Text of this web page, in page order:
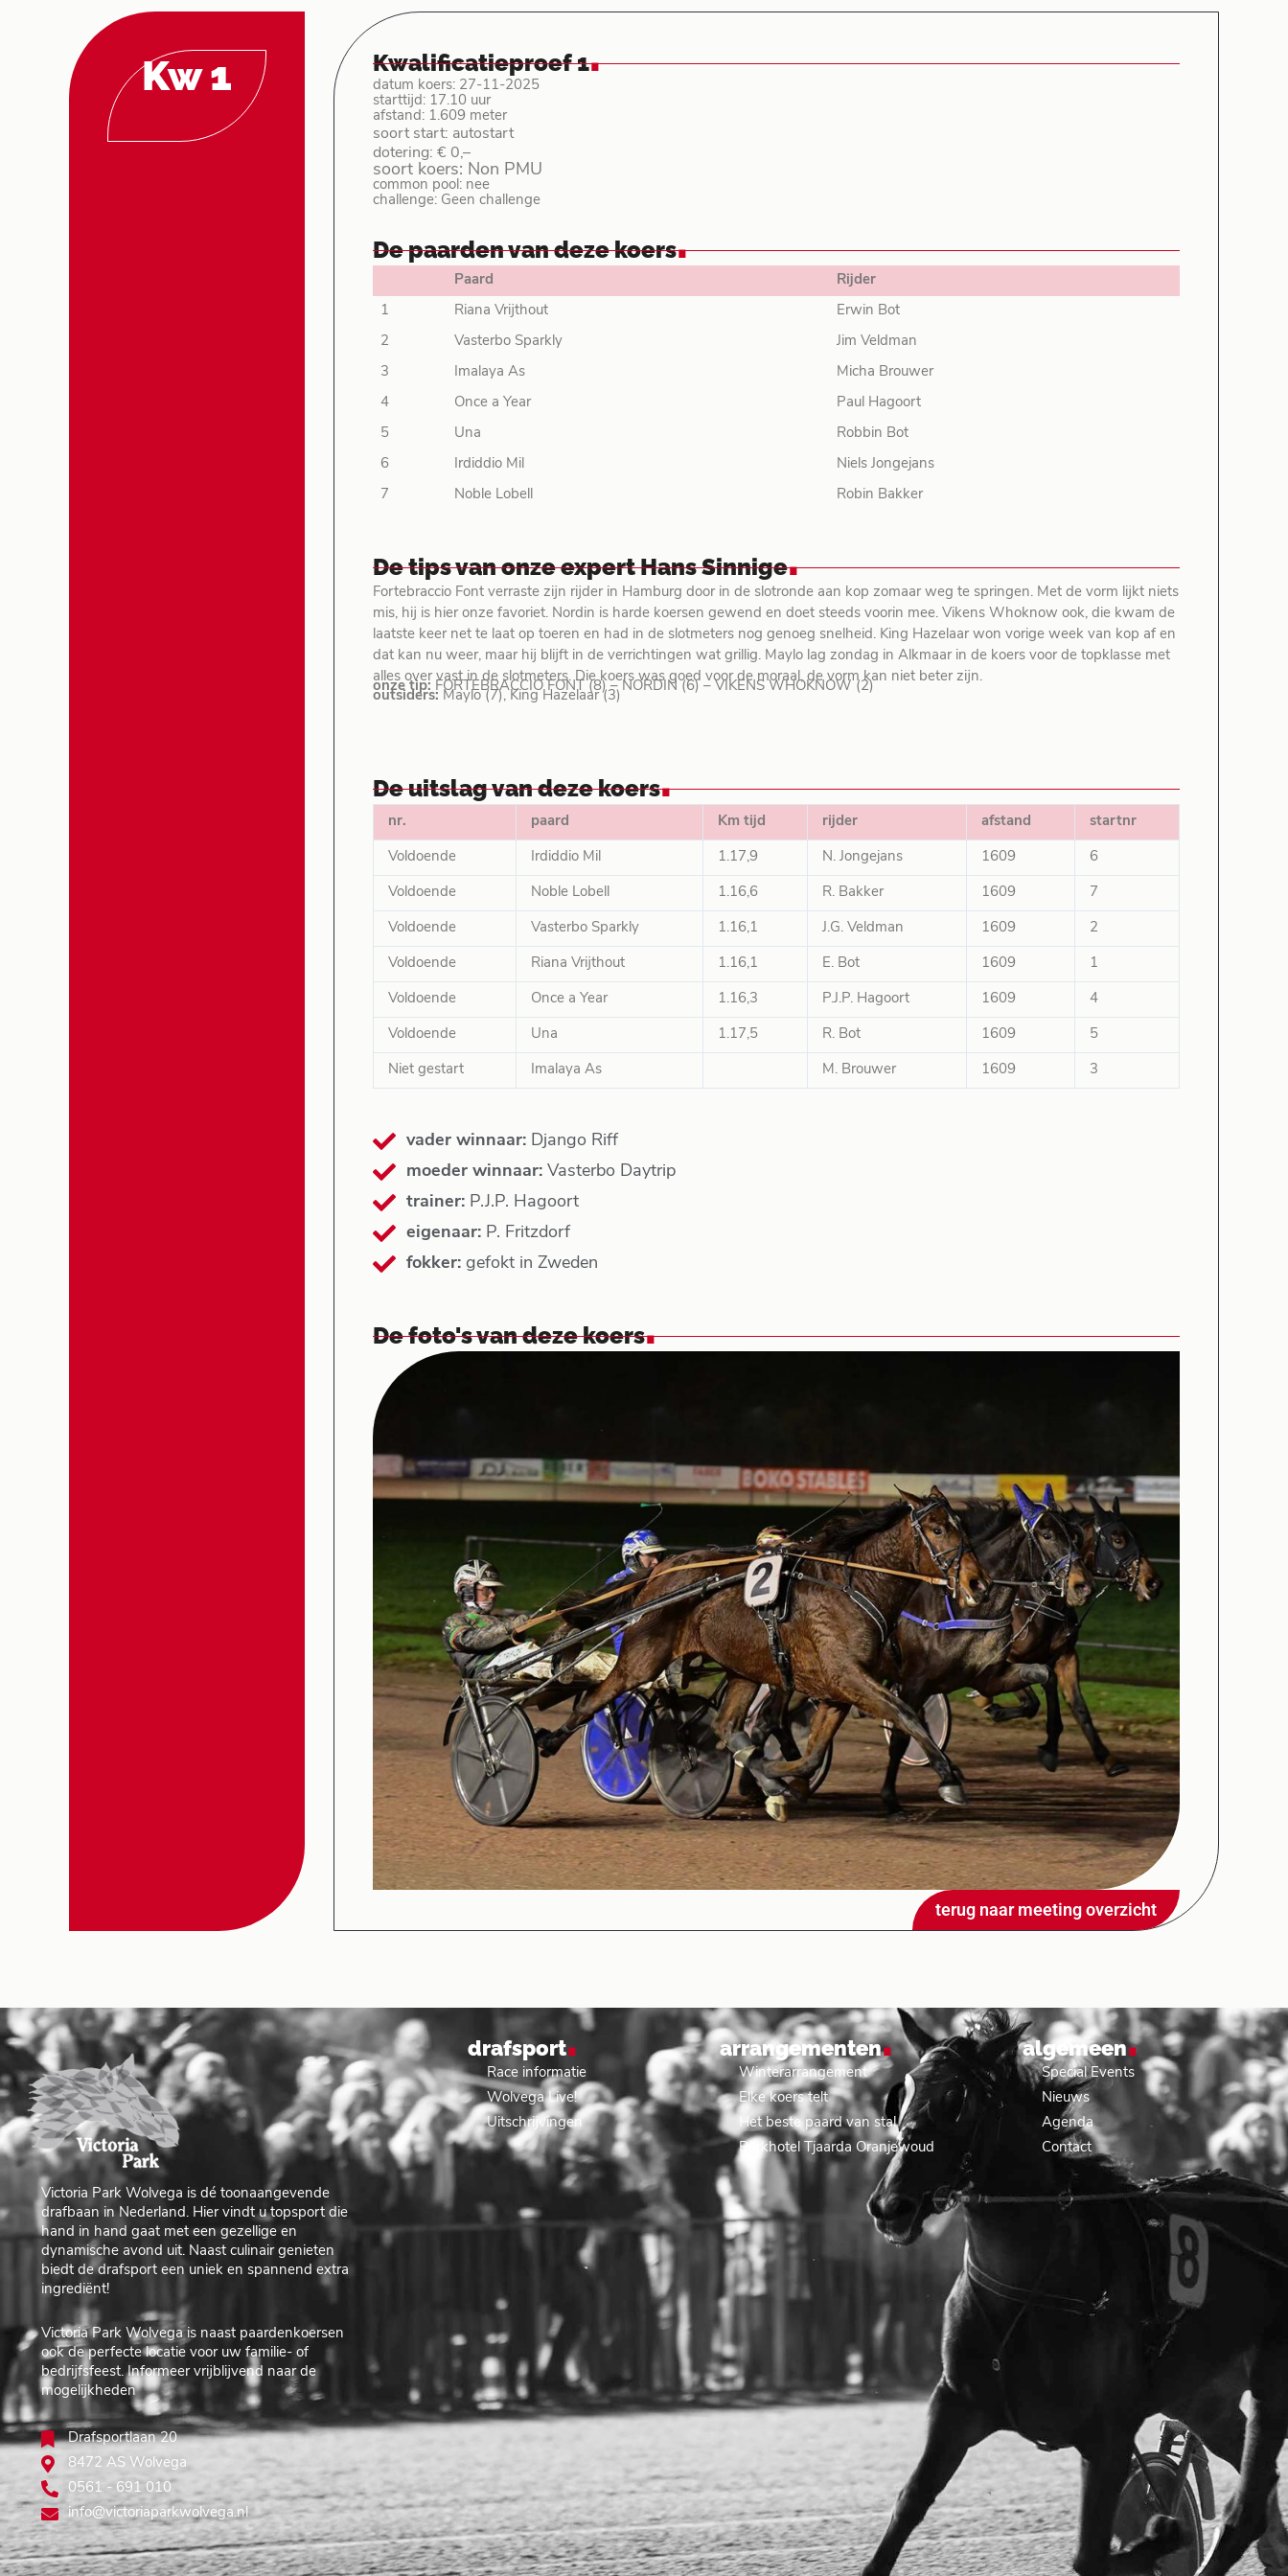
Kw 1 Kwalificatieproef 1.
datum koers: 27-11-2025
starttijd: 17.10 uur
afstand: 1.609 meter
soort start: autostart
dotering: € 0,–
soort koers: Non PMU
common pool: nee
challenge: Geen challenge
De paarden van deze koers.
Paard Rijder
1 Riana Vrijthout Erwin Bot
2 Vasterbo Sparkly Jim Veldman
3 Imalaya As Micha Brouwer
4 Once a Year Paul Hagoort
5 Una Robbin Bot
6 Irdiddio Mil Niels Jongejans
7 Noble Lobell Robin Bakker
De tips van onze expert Hans Sinnige.
Fortebraccio Font verraste zijn rijder in Hamburg door in de slotronde aan kop zomaar weg te springen. Met de vorm lijkt niets
mis, hij is hier onze favoriet. Nordin is harde koersen gewend en doet steeds voorin mee. Vikens Whoknow ook, die kwam de
laatste keer net te laat op toeren en had in de slotmeters nog genoeg snelheid. King Hazelaar won vorige week van kop af en
dat kan nu weer, maar hij blijft in de verrichtingen wat grillig. Maylo lag zondag in Alkmaar in de koers voor de topklasse met
alles over vast in de slotmeters. Die koers was goed voor de moraal, de vorm kan niet beter zijn.
onze tip: FORTEBRACCIO FONT (8) – NORDIN (6) – VIKENS WHOKNOW (2)
outsiders: Maylo (7), King Hazelaar (3)
De uitslag van deze koers.
nr. paard Km tijd rijder afstand startnr
Voldoende Irdiddio Mil 1.17,9 N. Jongejans 1609 6
Voldoende Noble Lobell 1.16,6 R. Bakker 1609 7
Voldoende Vasterbo Sparkly 1.16,1 J.G. Veldman 1609 2
Voldoende Riana Vrijthout 1.16,1 E. Bot 1609 1
Voldoende Once a Year 1.16,3 P.J.P. Hagoort 1609 4
Voldoende Una 1.17,5 R. Bot 1609 5
Niet gestart Imalaya As M. Brouwer 1609 3
vader winnaar:Django Riff
moeder winnaar:Vasterbo Daytrip
trainer:P.J.P. Hagoort
eigenaar:P. Fritzdorf
fokker:gefokt in Zweden
De foto's van deze koers.
terug naar meeting overzicht
Victoria Park Wolvega is dé toonaangevende
drafbaan in Nederland. Hier vindt u topsport die
hand in hand gaat met een gezellige en
dynamische avond uit. Naast culinair genieten
biedt de drafsport een uniek en spannend extra
ingrediënt!
Victoria Park Wolvega is naast paardenkoersen
ook de perfecte locatie voor uw familie- of
bedrijfsfeest. Informeer vrijblijvend naar de
mogelijkheden
Drafsportlaan 20
8472 AS Wolvega
0561 - 691 010
info@victoriaparkwolvega.nl
drafsport.
Race informatie
Wolvega Live!
Uitschrijvingen
arrangementen.
Winterarrangement
Elke koers telt
Het beste paard van stal
Parkhotel Tjaarda Oranjewoud
algemeen.
Special Events
Nieuws
Agenda
Contact